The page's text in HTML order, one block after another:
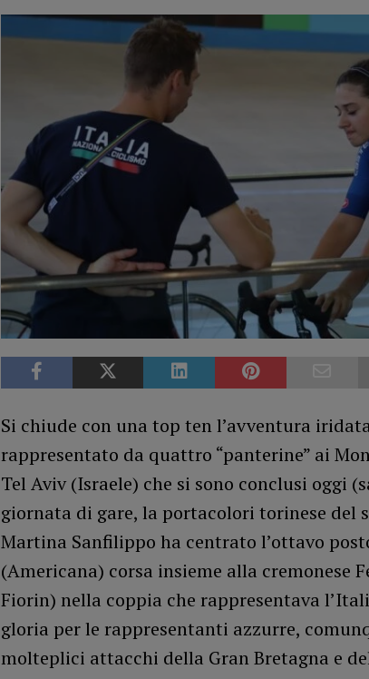
Si chiude con una top ten l’avventura
rappresentato da quattro “panterine” ai
Tel Aviv (Israele) che si sono conclusi oggi
giornata di gare, la portacolori torinese del
Martina Sanfilippo ha centrato l’ottavo
(Americana) corsa insieme alla cremonese
Fiorin) nella coppia che rappresentava
gloria per le rappresentanti azzurre,
molteplici attacchi della Gran Bretagna e